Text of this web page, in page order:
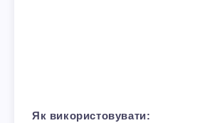
Як використовувати: